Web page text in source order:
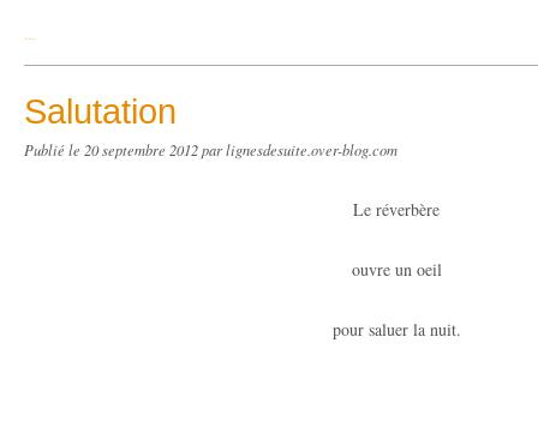
…
Salutation
Publié le 20 septembre 2012par lignesdesuite.over-blog.com
Le réverbère
ouvre un oeil
pour saluer la nuit.